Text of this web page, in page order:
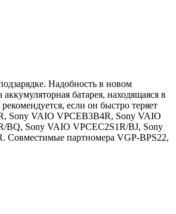
Надобность в новом
батарея, находящаяся в
если он быстро теряет
Sony VAIO VPCEB3B4R, Sony VAIO
BQ, Sony VAIO VPCEC2S1R/BJ, Sony
партномера VGP-BPS22,